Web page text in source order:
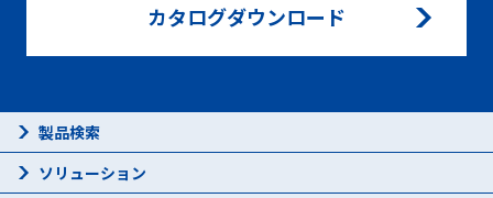
カタログダウンロード
製品検索
ソリューション